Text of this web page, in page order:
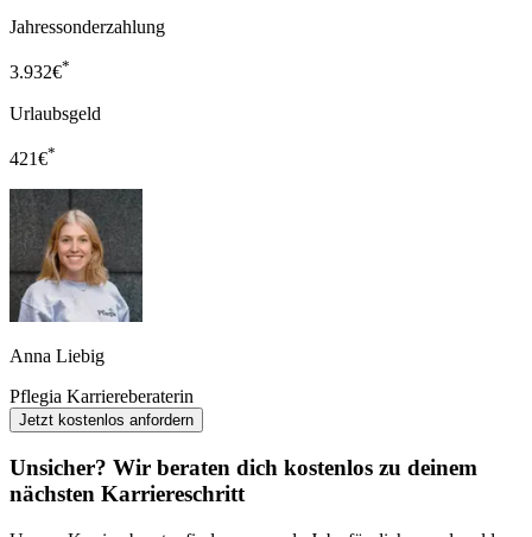
Jahressonderzahlung
3.932€*
Urlaubsgeld
421€*
Anna Liebig
Pflegia Karriereberaterin
Jetzt kostenlos anfordern
Unsicher? Wir beraten dich kostenlos zu deinem
nächsten Karriereschritt